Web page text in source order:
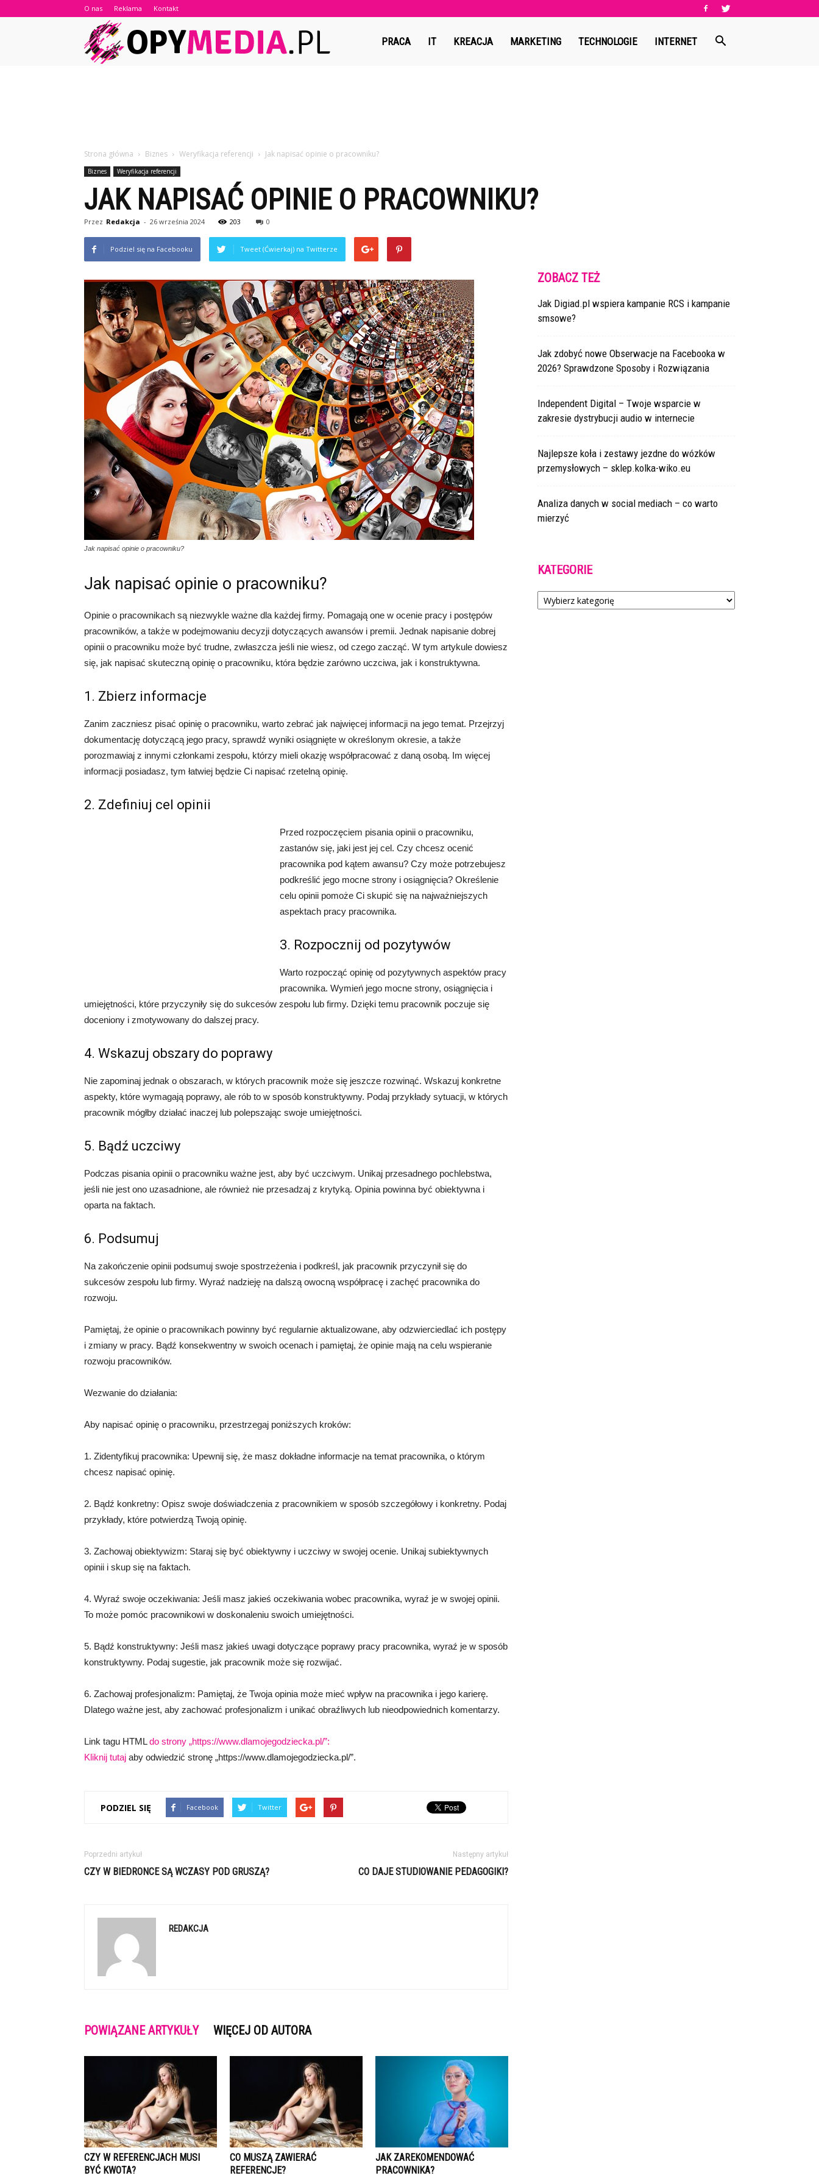
O nas Reklama Kontakt
Copymedia.plPRACA IT KREACJA MARKETING TECHNOLOGIE INTERNET
Strona główna Biznes Weryfikacja referencji Jak napisać opinie o pracowniku?
Biznes Weryfikacja referencji
JAK NAPISAĆ OPINIE O PRACOWNIKU?
Przez Redakcja - 26 września 2024 203 0
Podziel się na Facebooku Tweet (Ćwierkaj) na Twitterze
Jak napisać opinie o pracowniku?
Jak napisać opinie o pracowniku?
Opinie o pracownikach są niezwykle ważne dla każdej firmy. Pomagają one w ocenie pracy i postępów
pracowników, a także w podejmowaniu decyzji dotyczących awansów i premii. Jednak napisanie dobrej
opinii o pracowniku może być trudne, zwłaszcza jeśli nie wiesz, od czego zacząć. W tym artykule dowiesz
się, jak napisać skuteczną opinię o pracowniku, która będzie zarówno uczciwa, jak i konstruktywna.
1. Zbierz informacje
Zanim zaczniesz pisać opinię o pracowniku, warto zebrać jak najwięcej informacji na jego temat. Przejrzyj
dokumentację dotyczącą jego pracy, sprawdź wyniki osiągnięte w określonym okresie, a także
porozmawiaj z innymi członkami zespołu, którzy mieli okazję współpracować z daną osobą. Im więcej
informacji posiadasz, tym łatwiej będzie Ci napisać rzetelną opinię.
2. Zdefiniuj cel opinii
Przed rozpoczęciem pisania opinii o pracowniku,
zastanów się, jaki jest jej cel. Czy chcesz ocenić
pracownika pod kątem awansu? Czy może potrzebujesz
podkreślić jego mocne strony i osiągnięcia? Określenie
celu opinii pomoże Ci skupić się na najważniejszych
aspektach pracy pracownika.
3. Rozpocznij od pozytywów
Warto rozpocząć opinię od pozytywnych aspektów pracy
pracownika. Wymień jego mocne strony, osiągnięcia i
umiejętności, które przyczyniły się do sukcesów zespołu lub firmy. Dzięki temu pracownik poczuje się
doceniony i zmotywowany do dalszej pracy.
4. Wskazuj obszary do poprawy
Nie zapominaj jednak o obszarach, w których pracownik może się jeszcze rozwinąć. Wskazuj konkretne
aspekty, które wymagają poprawy, ale rób to w sposób konstruktywny. Podaj przykłady sytuacji, w których
pracownik mógłby działać inaczej lub polepszając swoje umiejętności.
5. Bądź uczciwy
Podczas pisania opinii o pracowniku ważne jest, aby być uczciwym. Unikaj przesadnego pochlebstwa,
jeśli nie jest ono uzasadnione, ale również nie przesadzaj z krytyką. Opinia powinna być obiektywna i
oparta na faktach.
6. Podsumuj
Na zakończenie opinii podsumuj swoje spostrzeżenia i podkreśl, jak pracownik przyczynił się do
sukcesów zespołu lub firmy. Wyraź nadzieję na dalszą owocną współpracę i zachęć pracownika do
rozwoju.
Pamiętaj, że opinie o pracownikach powinny być regularnie aktualizowane, aby odzwierciedlać ich postępy
i zmiany w pracy. Bądź konsekwentny w swoich ocenach i pamiętaj, że opinie mają na celu wspieranie
rozwoju pracowników.
Wezwanie do działania:
Aby napisać opinię o pracowniku, przestrzegaj poniższych kroków:
1. Zidentyfikuj pracownika: Upewnij się, że masz dokładne informacje na temat pracownika, o którym
chcesz napisać opinię.
2. Bądź konkretny: Opisz swoje doświadczenia z pracownikiem w sposób szczegółowy i konkretny. Podaj
przykłady, które potwierdzą Twoją opinię.
3. Zachowaj obiektywizm: Staraj się być obiektywny i uczciwy w swojej ocenie. Unikaj subiektywnych
opinii i skup się na faktach.
4. Wyraź swoje oczekiwania: Jeśli masz jakieś oczekiwania wobec pracownika, wyraź je w swojej opinii.
To może pomóc pracownikowi w doskonaleniu swoich umiejętności.
5. Bądź konstruktywny: Jeśli masz jakieś uwagi dotyczące poprawy pracy pracownika, wyraź je w sposób
konstruktywny. Podaj sugestie, jak pracownik może się rozwijać.
6. Zachowaj profesjonalizm: Pamiętaj, że Twoja opinia może mieć wpływ na pracownika i jego karierę.
Dlatego ważne jest, aby zachować profesjonalizm i unikać obraźliwych lub nieodpowiednich komentarzy.
Link tagu HTMLdo strony „https://www.dlamojegodziecka.pl/”:
Kliknij tutaj aby odwiedzić stronę „https://www.dlamojegodziecka.pl/”.
PODZIEL SIĘ Facebook Twitter
Poprzedni artykuł
CZY W BIEDRONCE SĄ WCZASY POD GRUSZĄ?
Następny artykuł
CO DAJE STUDIOWANIE PEDAGOGIKI?
REDAKCJA
POWIĄZANE ARTYKUŁY WIĘCEJ OD AUTORA
CZY W REFERENCJACH MUSI
BYĆ KWOTA?
CO MUSZĄ ZAWIERAĆ
REFERENCJE?
JAK ZAREKOMENDOWAĆ
PRACOWNIKA?
ZOBACZ TEŻ
Jak Digiad.pl wspiera kampanie RCS i kampanie
smsowe?
Jak zdobyć nowe Obserwacje na Facebooka w
2026? Sprawdzone Sposoby i Rozwiązania
Independent Digital – Twoje wsparcie w
zakresie dystrybucji audio w internecie
Najlepsze koła i zestawy jezdne do wózków
przemysłowych – sklep.kolka-wiko.eu
Analiza danych w social mediach – co warto
mierzyć
KATEGORIE
Kategorie